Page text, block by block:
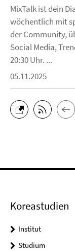
MixTalk ist dein
wöchentlich mit
der Community,
Social Media,
20:30 Uhr. ...
05.11.2025
Koreastudien
Institut
Studium